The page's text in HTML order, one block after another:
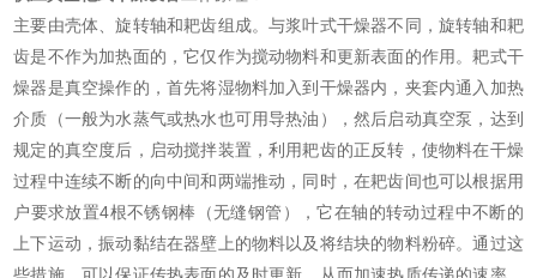
主要由壳体、旋转轴和耙齿组成。与浆叶式干燥器不同，旋转轴和耙
齿是不作为加热面的，它仅作为搅动物料和更新表面的作用。耙式干
燥器是真空操作的，首先将湿物料加入到干燥器内，夹套内通入加热
介质（一般为水蒸气或热水也可用导热油），然后启动真空泵，达到
规定的真空度后，启动搅拌装置，利用耙齿的正反转，使物料在干燥
过程中连续不断的向中间和两端推动，同时，在耙齿间也可以根据用
户要求放置4根不锈钢棒（无缝钢管），它在轴的转动过程中不断的
上下运动，振动黏结在器壁上的物料以及将结块的物料粉碎。通过这